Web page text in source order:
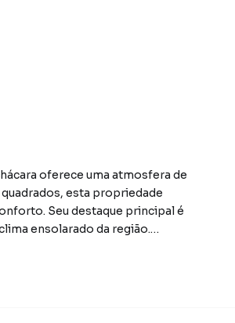
oferece uma atmosfera de
esta propriedade
Seu destaque principal é
ensolarado da região.
para acomodar familiares e